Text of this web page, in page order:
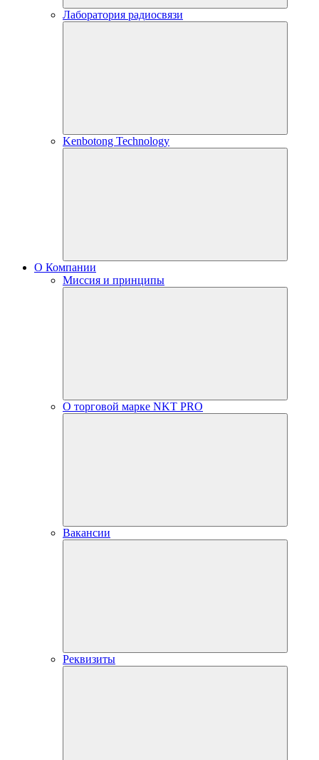
Лаборатория радиосвязи
Kenbotong Technology
О Компании
Миссия и принципы
О торговой марке NKT PRO
Вакансии
Реквизиты